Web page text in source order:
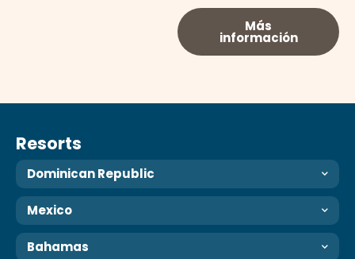
Más
información
Resorts
Dominican Republic
Mexico
Bahamas